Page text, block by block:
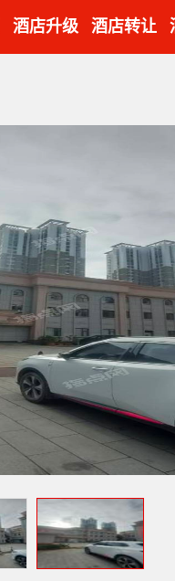
酒店升级 酒店转让